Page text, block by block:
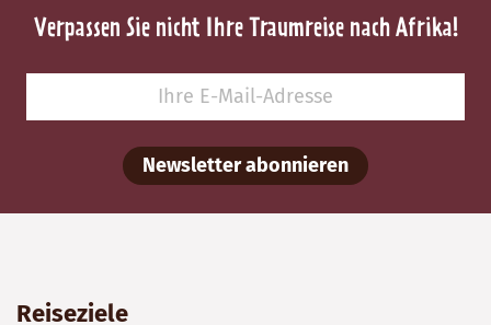
Verpassen Sie nicht Ihre Traumreise nach Afrika!
Newsletter abonnieren
Reiseziele